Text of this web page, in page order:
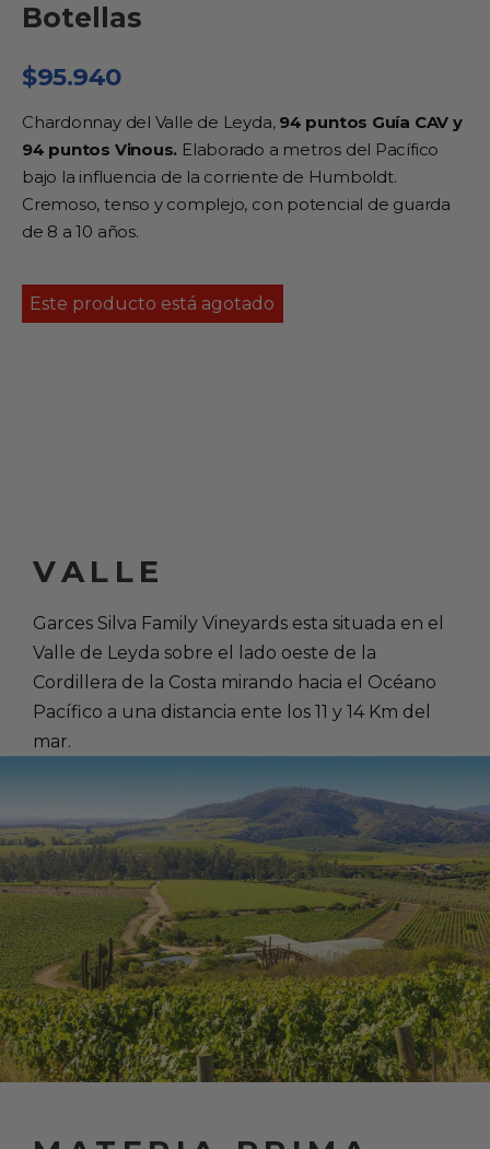
Botellas
$95.940
Chardonnay del Valle de Leyda, 94 puntos Guía CAV y
94 puntos Vinous. Elaborado a metros del Pacífico
bajo la influencia de la corriente de Humboldt.
Cremoso, tenso y complejo, con potencial de guarda
de 8 a 10 años.
Este producto está agotado
VALLE
Garces Silva Family Vineyards esta situada en el
Valle de Leyda sobre el lado oeste de la
Cordillera de la Costa mirando hacia el Océano
Pacífico a una distancia ente los 11 y 14 Km del
mar.